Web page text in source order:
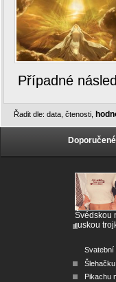
Případné
Řadit dle: data čtenosti
Švédskou
ruskou
Svatební
Pikachu